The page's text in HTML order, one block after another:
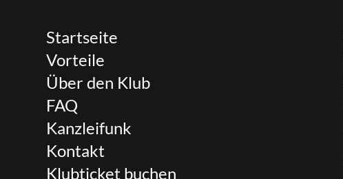
Startseite
Vorteile
Über den Klub
FAQ
Kanzleifunk
Kontakt
Klubticket buchen